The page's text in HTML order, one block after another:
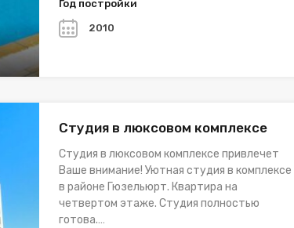
Год постройки
2010
Студия в люксовом комплексе
Студия в люксовом комплексе привлечет
Ваше внимание! Уютная студия в комплексе
в районе Гюзельюрт. Квартира на
четвертом этаже. Студия полностью
готова.…